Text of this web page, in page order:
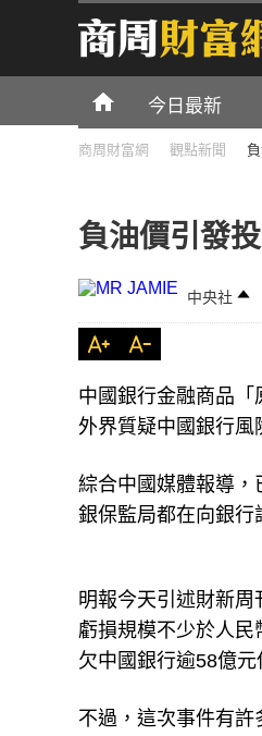
今日最新
商周財富網 觀點新聞
負油價引發
中央社
中國銀行金融商品
外界質疑中國銀行風
綜合中國媒體報導
銀保監局都在向銀行
明報今天引述財新
虧損規模不少於人民
欠中國銀行逾58億元
不過，這次事件有許